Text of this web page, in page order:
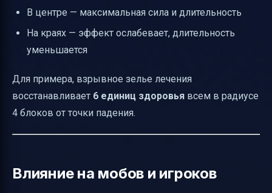
В центре — максимальная сила и длительность
На краях — эффект ослабевает, длительность
уменьшается
Для примера, взрывное зелье лечения
восстанавливает 6 единиц здоровья всем в радиусе
4 блоков от точки падения.
Влияние на мобов и игроков